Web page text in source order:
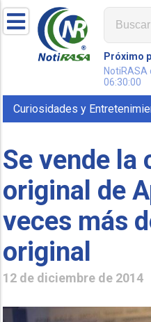
Próximo
NotiRASA
06:30:00
Curiosidades y
Se vende la
original de
veces más
original
12 de diciembre de 2014